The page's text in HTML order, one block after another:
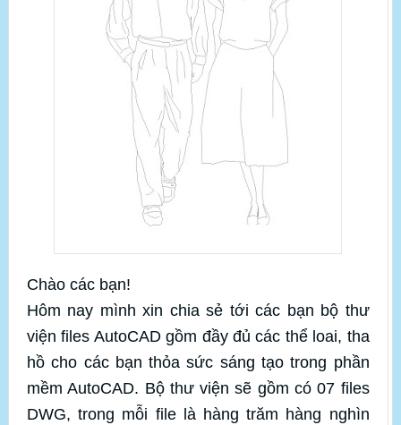
Chào các bạn!
Hôm nay mình xin chia sẻ tới các bạn bộ thư
viện files AutoCAD gồm đầy đủ các thể loai, tha
hồ cho các bạn thỏa sức sáng tạo trong phần
mềm AutoCAD. Bộ thư viện sẽ gồm có 07 files
DWG, trong mỗi file là hàng trăm hàng nghìn